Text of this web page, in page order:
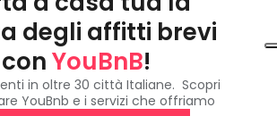
degli affitti brevi
con YouBnB!
in oltre 30 città Italiane.  Scopri
YouBnb e i servizi che offriamo